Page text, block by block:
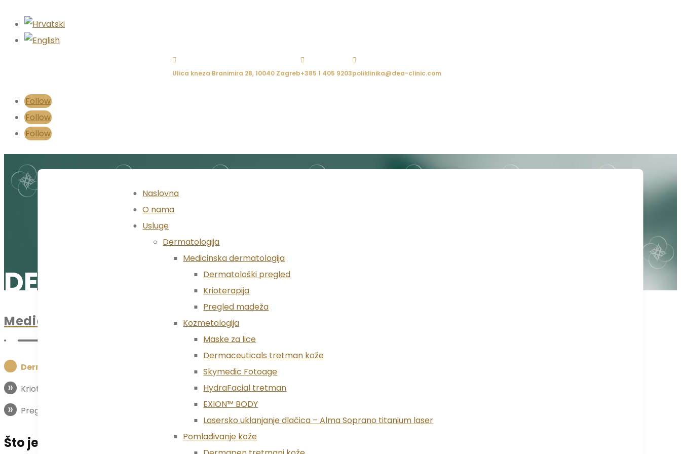

Ulica kneza Branimira 28, 10040 Zagreb

+385 1 405 9203

poliklinika@dea-clinic.com
Follow
Follow
Follow
Naslovna
O nama
Usluge
Dermatologija
Medicinska dermatologija
Dermatološki pregled
Krioterapija
Pregled madeža
Kozmetologija
Maske za lice
Dermaceuticals tretman kože
Skymedic Fotoage
HydraFacial tretman
EXION™ BODY
Lasersko uklanjanje dlačica – Alma Soprano titanium laser
Pomlađivanje kože
DERMATOLOŠKI PREGLED
Medicinska dermatologija
» Dermatološki pregled
» Krioterapija
» Pregled madeža
Što je dermatološki pregled?